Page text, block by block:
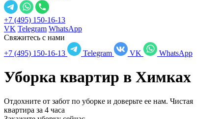
+7 (495) 150-16-13
VK Telegram WhatsApp
Свяжитесь с нами
+7 (495) 150-16-13
Telegram VK WhatsApp
Уборка квартир в Химках
Отдохните от забот по уборке и доверьте ее нам. Чистая
квартира за 4 часа